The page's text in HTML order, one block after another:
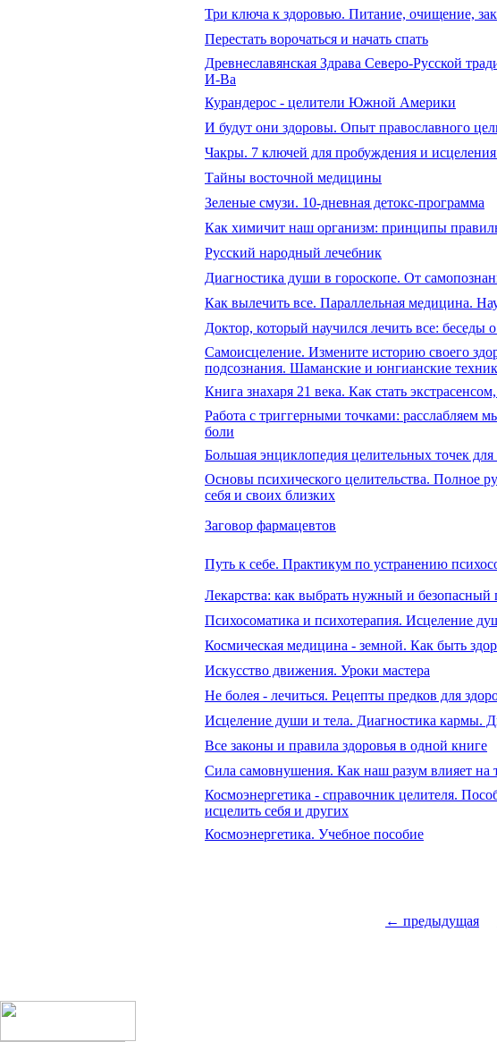
Три ключа к здоровью. Питание, очищение,
Перестать ворочаться и начать спать
Древнеславянская Здрава Северо-Русской
И-Ва
Курандерос - целители Южной Америки
И будут они здоровы. Опыт православного
Чакры. 7 ключей для пробуждения и исцеления
Тайны восточной медицины
Зеленые смузи. 10-дневная детокс-программа
Как химичит наш организм: принципы
Русский народный лечебник
Диагностика души в гороскопе. От
Как вылечить все. Параллельная медицина.
Доктор, который научился лечить все: беседы
Самоисцеление. Измените историю своего
подсознания. Шаманские и юнгианские
Книга знахаря 21 века. Как стать
Работа с триггерными точками: расслабляем
боли
Большая энциклопедия целительных точек для
Основы психического целительства. Полное
себя и своих близких
Заговор фармацевтов
Путь к себе. Практикум по устранению
Лекарства: как выбрать нужный и безопасный
Психосоматика и психотерапия. Исцеление
Космическая медицина - земной. Как быть
Искусство движения. Уроки мастера
Не болея - лечиться. Рецепты предков для
Исцеление души и тела. Диагностика кармы.
Все законы и правила здоровья в одной книге
Сила самовнушения. Как наш разум влияет на
Космоэнергетика - справочник целителя.
исцелить себя и других
Космоэнергетика. Учебное пособие
← предыдущая